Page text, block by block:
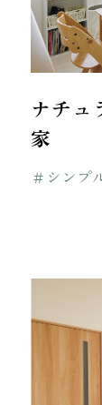
ナチュ
家
＃シンプ